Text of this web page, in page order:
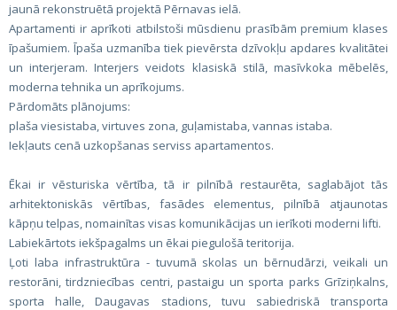
jaunā rekonstruētā projektā Pērnavas ielā.
Apartamenti ir aprīkoti atbilstoši mūsdienu prasībām premium klases
īpašumiem. Īpaša uzmanība tiek pievērsta dzīvokļu apdares kvalitātei
un interjeram. Interjers veidots klasiskā stilā, masīvkoka mēbelēs,
moderna tehnika un aprīkojums.
Pārdomāts plānojums:
plaša viesistaba, virtuves zona, guļamistaba, vannas istaba.
Iekļauts cenā uzkopšanas serviss apartamentos.
Ēkai ir vēsturiska vērtība, tā ir pilnībā restaurēta, saglabājot tās
arhitektoniskās vērtības, fasādes elementus, pilnībā atjaunotas
kāpņu telpas, nomainītas visas komunikācijas un ierīkoti moderni lifti.
Labiekārtots iekšpagalms un ēkai piegulošā teritorija.
Ļoti laba infrastruktūra - tuvumā skolas un bērnudārzi, veikali un
restorāni, tirdzniecības centri, pastaigu un sporta parks Grīziņkalns,
sporta halle, Daugavas stadions, tuvu sabiedriskā transporta